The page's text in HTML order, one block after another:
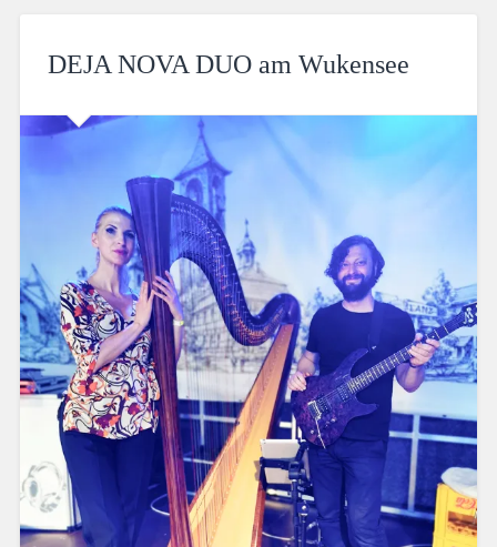
DEJA NOVA DUO am Wukensee